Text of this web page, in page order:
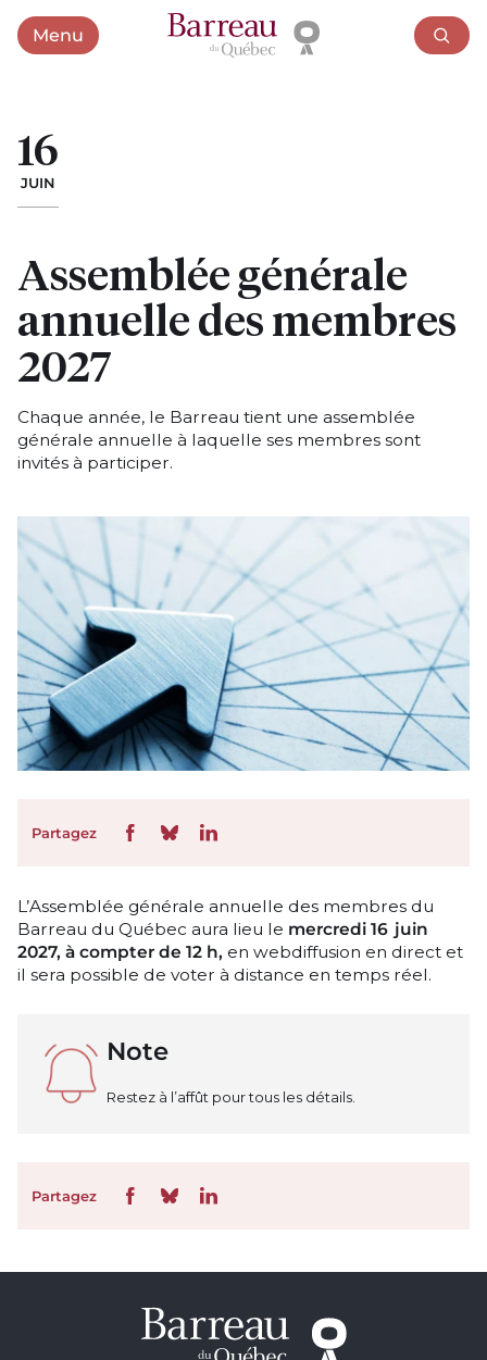
MenuOuvrir le menu
16
JUIN
Assemblée générale
annuelle des membres
2027
Chaque année, le Barreau tient une assemblée
générale annuelle à laquelle ses membres sont
invités à participer.
Partagez
L’Assemblée générale annuelle des membres du
Barreau du Québec aura lieu le mercredi 16 juin
2027, à compter de 12 h, en webdiffusion en direct et
il sera possible de voter à distance en temps réel.
Note
Restez à l’affût pour tous les détails.
Partagez